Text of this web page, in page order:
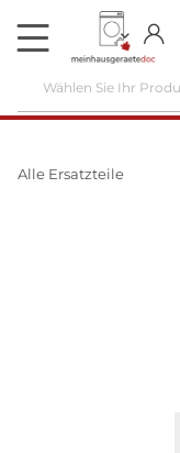
DE
Alle Ersatzteile